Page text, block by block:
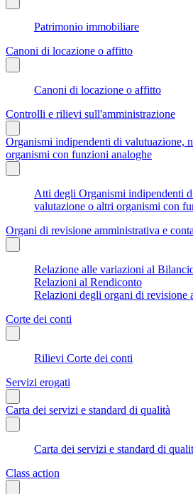
Patrimonio immobiliare
Canoni di locazione o affitto
Canoni di locazione o affitto
Controlli e rilievi sull'amministrazione
Organismi indipendenti di valutuazione,
organismi con funzioni analoghe
Atti degli Organismi indipendenti
valutazione o altri organismi con
Organi di revisione amministrativa e
Relazione alle variazioni al
Relazioni al Rendiconto
Relazioni degli organi di revisione
Corte dei conti
Rilievi Corte dei conti
Servizi erogati
Carta dei servizi e standard di qualità
Carta dei servizi e standard di
Class action